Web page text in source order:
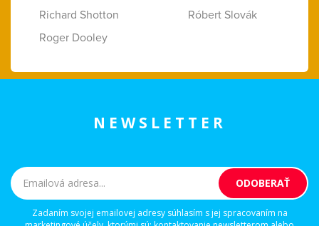
Richard Shotton
Róbert Slovák
Roger Dooley
NEWSLETTER
Zadaním svojej emailovej adresy súhlasím s jej spracovaním na